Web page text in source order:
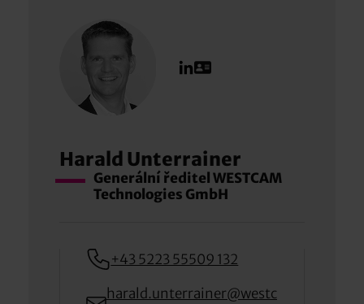
Harald Unterrainer
Generální ředitel WESTCAM
Technologies GmbH
+43 5223 55509 132
harald.unterrainer@westc